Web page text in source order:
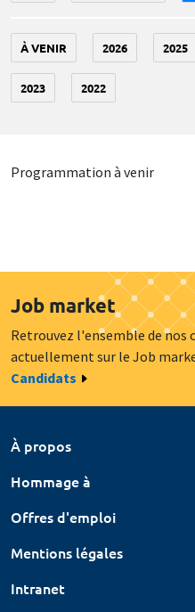
À VENIR 2026 2025
2023 2022
Programmation à venir
Job market
Retrouvez l'ensemble de nos
actuellement sur le Job
Candidats
À propos
Hommage à
Offres d'emploi
Mentions légales
Intranet